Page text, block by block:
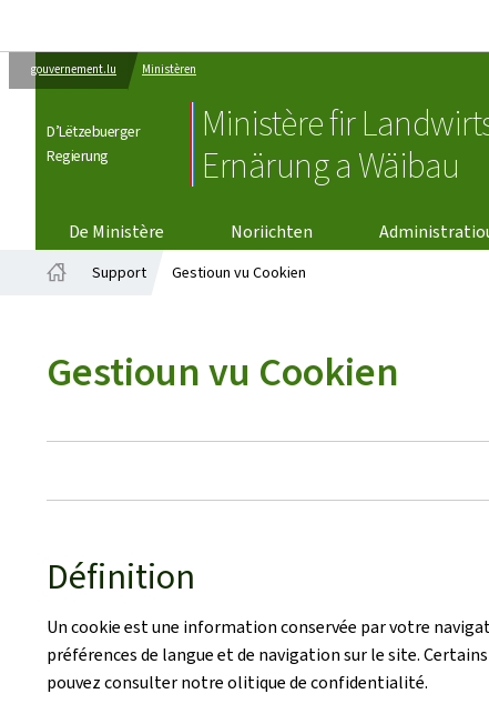
gouvernement.lu Ministèren
D’Lëtzebuerger
Regierung
Ministère fir
Ernärung a Wäibau
De Ministère Noriichten
Support Gestioun vu Cookien
Gestioun vu Cookien
Définition
Un cookie est une information conservée par votre
préférences de langue et de navigation sur le site.
pouvez consulter notre olitique de confidentialité.